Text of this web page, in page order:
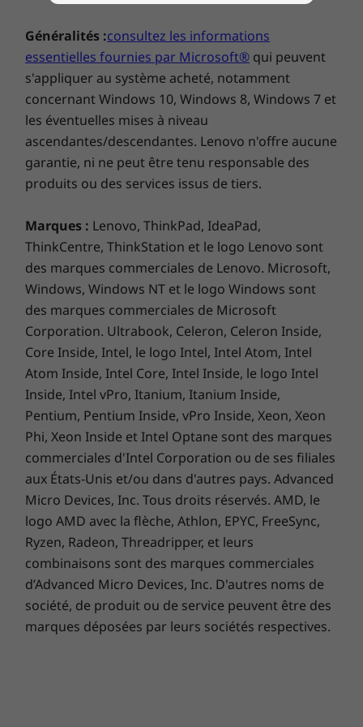
Vaste espace de stockage pour satisfaire
Téléchargez des films et de la musique, créez
votre album photo, etc. Choisissez un SSD SATA
(jusqu'à 512 Go) ou optez pour les
performances accrues du stockage hybride
(SSD PCIe 128 Go + disque dur SATA 1 To). Vous
aurez plus d'espace que nécessaire pour tout
ce que vous voulez faire, juste sous la main !
Performances graphiques supérieures
avec NVIDIA
L'Ideapad 320s 35,56 cm(14") offre une
incroyable puissance graphique grâce au
circuit indépendant NVIDIA GeForce 920MX.
Une carte dédiée dispose de son propre
processeur, ce qui assure des performances
multipliées par plus de trois ! Que ce soit pour
jouer ou faire du montage vidéo, il y a moins
d'artefacts visuels, et vous bénéficiez d'un
confort largement supérieur pour retoucher
vos photos et vos vidéos.
Généralités :consultez les informations
essentielles fournies par Microsoft® qui peuvent
s'appliquer au système acheté, notamment
concernant Windows 10, Windows 8, Windows 7 et
les éventuelles mises à niveau
ascendantes/descendantes. Lenovo n'offre aucune
garantie, ni ne peut être tenu responsable des
produits ou des services issus de tiers.
Marques : Lenovo, ThinkPad, IdeaPad,
ThinkCentre, ThinkStation et le logo Lenovo sont
des marques commerciales de Lenovo. Microsoft,
Windows, Windows NT et le logo Windows sont
des marques commerciales de Microsoft
Corporation. Ultrabook, Celeron, Celeron Inside,
Core Inside, Intel, le logo Intel, Intel Atom, Intel
Atom Inside, Intel Core, Intel Inside, le logo Intel
Inside, Intel vPro, Itanium, Itanium Inside,
Pentium, Pentium Inside, vPro Inside, Xeon, Xeon
Phi, Xeon Inside et Intel Optane sont des marques
commerciales d'Intel Corporation ou de ses filiales
aux États-Unis et/ou dans d'autres pays. Advanced
Micro Devices, Inc. Tous droits réservés. AMD, le
logo AMD avec la flèche, Athlon, EPYC, FreeSync,
Ryzen, Radeon, Threadripper, et leurs
combinaisons sont des marques commerciales
d’Advanced Micro Devices, Inc. D'autres noms de
société, de produit ou de service peuvent être des
marques déposées par leurs sociétés respectives.